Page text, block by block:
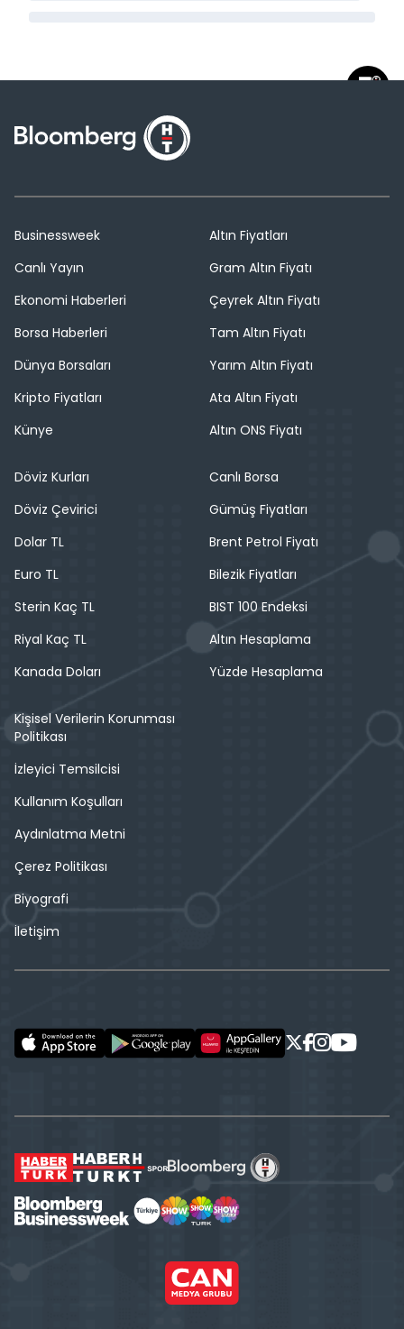
Businessweek
Canlı Yayın
Ekonomi Haberleri
Borsa Haberleri
Dünya Borsaları
Kripto Fiyatları
Künye
Altın Fiyatları
Gram Altın Fiyatı
Çeyrek Altın Fiyatı
Tam Altın Fiyatı
Yarım Altın Fiyatı
Ata Altın Fiyatı
Altın ONS Fiyatı
Döviz Kurları
Döviz Çevirici
Dolar TL
Euro TL
Sterin Kaç TL
Riyal Kaç TL
Kanada Doları
Canlı Borsa
Gümüş Fiyatları
Brent Petrol Fiyatı
Bilezik Fiyatları
BIST 100 Endeksi
Altın Hesaplama
Yüzde Hesaplama
Kişisel Verilerin Korunması
Politikası
İzleyici Temsilcisi
Kullanım Koşulları
Aydınlatma Metni
Çerez Politikası
Biyografi
İletişim